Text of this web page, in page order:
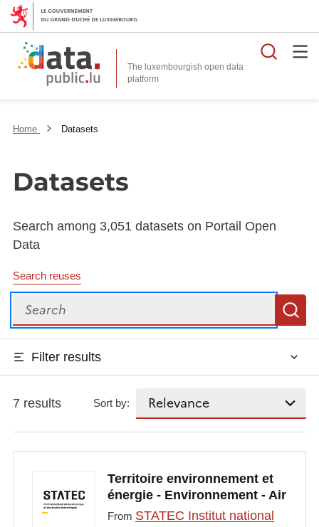
The luxembourgish open data
platform
Home Datasets
Datasets
Search among 3,051 datasets on Portail Open
Data
Search reuses
Search
Filter results
7 results Sort by:
Territoire environnement et
énergie - Environnement - Air
From STATEC Institut national